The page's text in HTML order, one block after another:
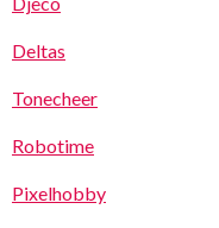
Deltas
Tonecheer
Robotime
Pixelhobby